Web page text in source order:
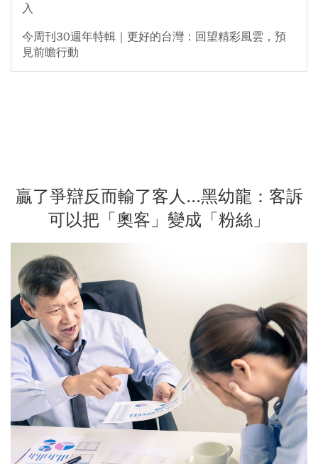
入
今周刊30週年特輯｜更好的台灣：回望精彩風雲，預
見前瞻行動
贏了爭辯反而輸了客人...黑幼龍：客訴
可以把「奧客」變成「粉絲」